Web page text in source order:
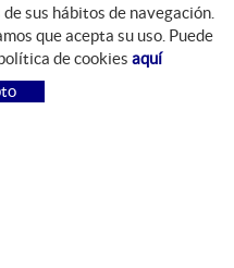
sus hábitos de navegación.
que acepta su uso. Puede
de cookies aquí